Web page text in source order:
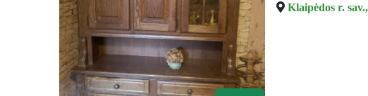
Klaipėdos r. sav.,